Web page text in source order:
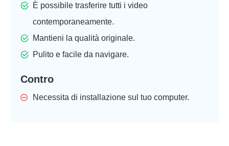
Passaggio
È possibile trasferire tutti i video
contemporaneamente.
Mantieni la qualità originale.
Pulito e facile da navigare.
Contro
Necessita di installazione sul tuo computer.